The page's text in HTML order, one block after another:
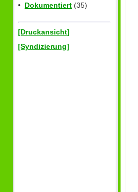
• Dokumentiert (35)
[Druckansicht]
[Syndizierung]